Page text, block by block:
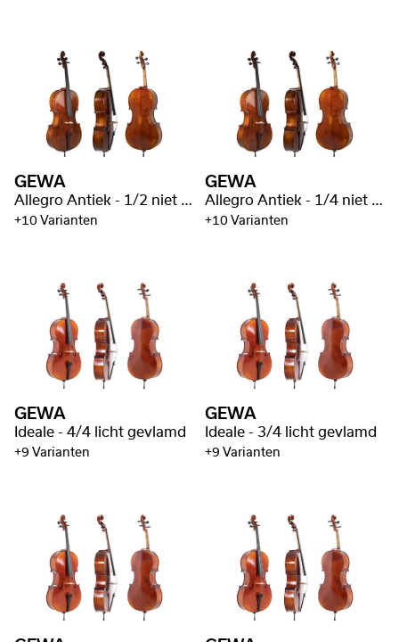
GEWA
Allegro Antiek - 1/2 niet gevlamd
+10 Varianten
GEWA
Allegro Antiek - 1/4 niet gevlamd
+10 Varianten
GEWA
Ideale - 4/4 licht gevlamd
+9 Varianten
GEWA
Ideale - 3/4 licht gevlamd
+9 Varianten